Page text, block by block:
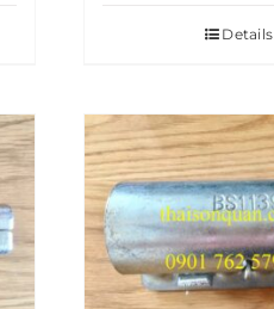
Details